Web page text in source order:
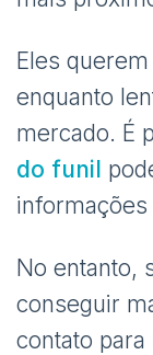
Eles
enquanto
mercado. É
do funil
informações
No entanto,
conseguir
contato